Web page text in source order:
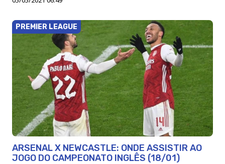
PREMIER LEAGUE
ARSENAL X NEWCASTLE: ONDE ASSISTIR AO
JOGO DO CAMPEONATO INGLÊS (18/01)